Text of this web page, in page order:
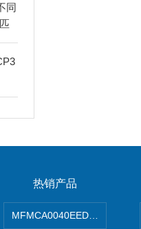
同
热销产品
MFMCA0040EED-H日本